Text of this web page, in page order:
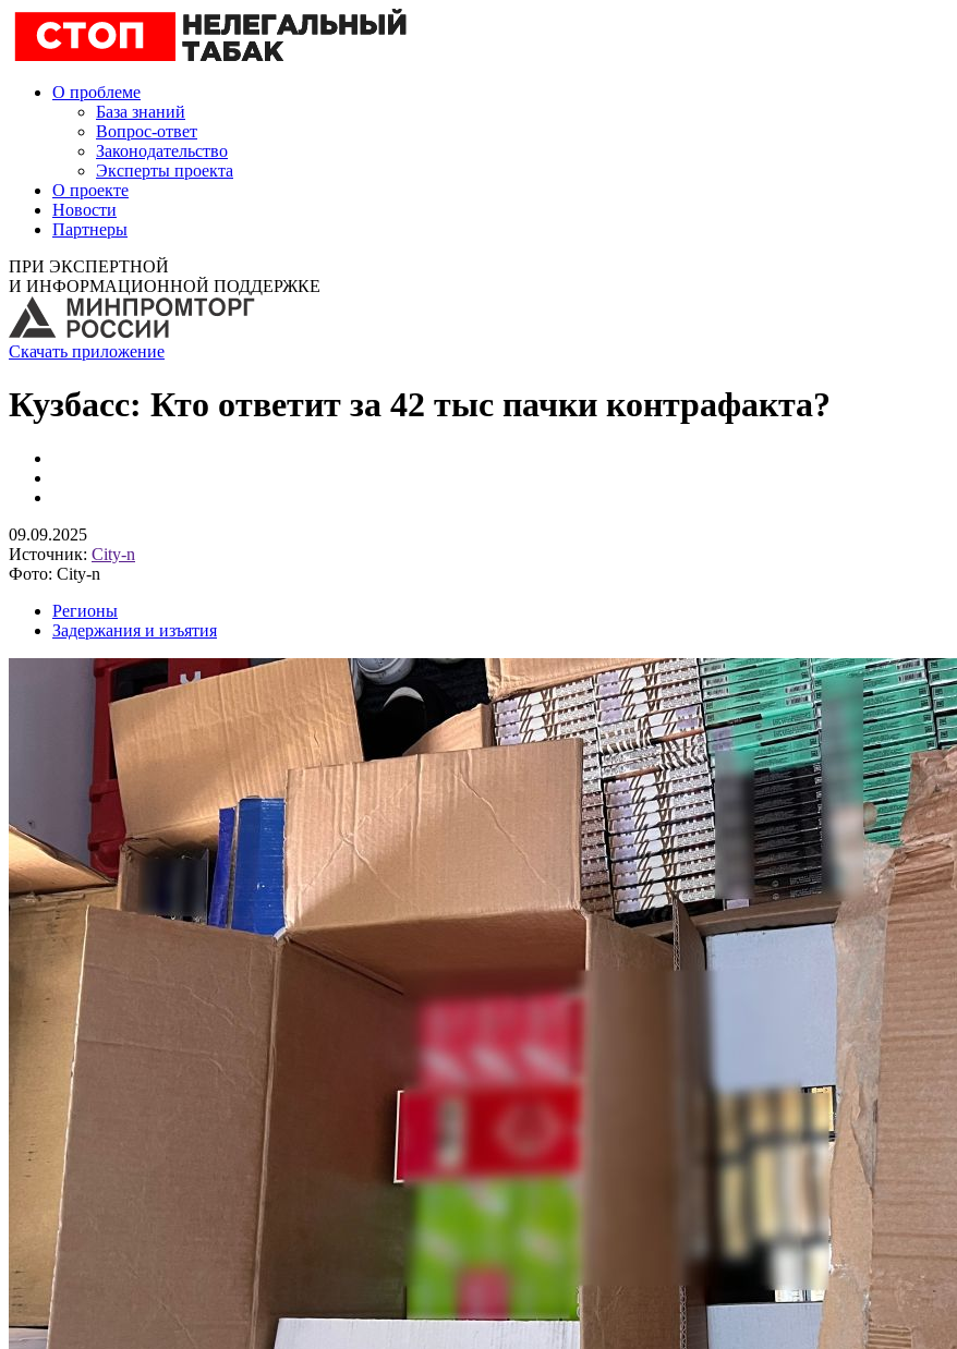
О проблеме
База знаний
Вопрос-ответ
Законодательство
Эксперты проекта
О проекте
Новости
Партнеры
ПРИ ЭКСПЕРТНОЙ
И ИНФОРМАЦИОННОЙ ПОДДЕРЖКЕ
Скачать приложение
Кузбасс: Кто ответит за 42 тыс пачки контрафакта?
09.09.2025
Источник: City-n
Фото: City-n
Регионы
Задержания и изъятия